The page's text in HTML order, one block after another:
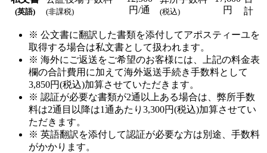
(英語) (非課税)
円/通
(税込)
円
計
※ 公文書に翻訳した書類を添付してアポスティーユを
取得する場合は私文書として扱われます。
※ 海外にご返送をご希望のお客様には、上記の料金表
欄の合計費用に加えて海外返送手続き手数料として
3,850円(税込)加算させていただきます。
※ 認証が必要な書類が2通以上ある場合は、弊所手数
料は2通目以降は1通あたり3,300円(税込)加算させてい
ただきます。
※ 英語翻訳を添付して認証が必要な方は別途、手数料
がかかります。